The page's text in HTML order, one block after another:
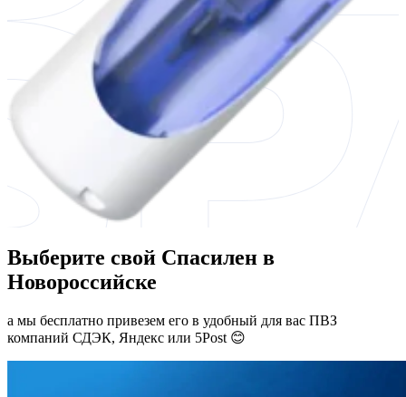
Выберите свой Спасилен в
Новороссийске
а мы бесплатно привезем его в удобный для вас ПВЗ
компаний СДЭК, Яндекс или 5Post 😊